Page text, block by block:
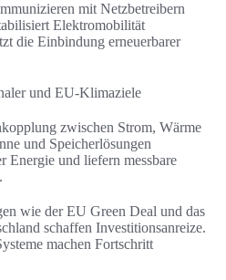
mit Netzbetreibern
Elektromobilität
die Einbindung erneuerbarer
und EU-Klimaziele
zwischen Strom, Wärme
und Speicherlösungen
Energie und liefern messbare
wie der EU Green Deal und das
schaffen Investitionsanreize.
machen Fortschritt